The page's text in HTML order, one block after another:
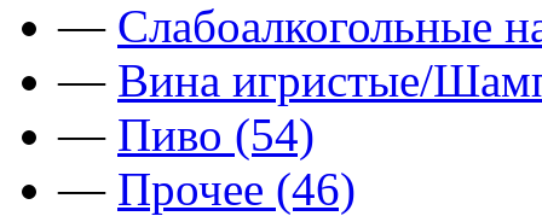
— Слабоалкогольные
— Вина игристые/
— Пиво (54)
— Прочее (46)